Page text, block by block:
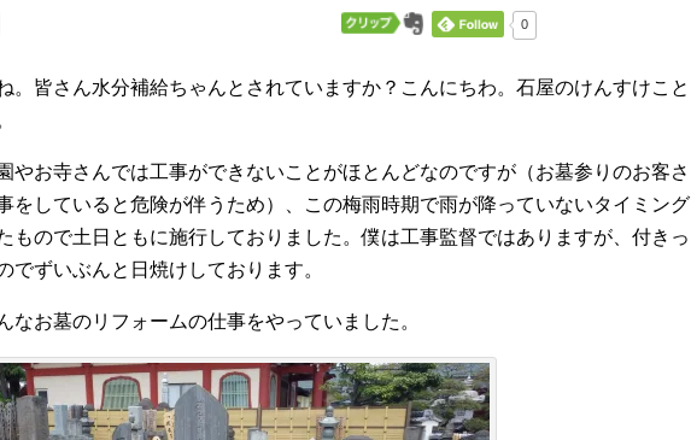
0
。皆さん水分補給ちゃんとされていますか？こんにちわ。石屋のけんすけこと
やお寺さんでは工事ができないことがほとんどなのですが（お墓参りのお客さ
をしていると危険が伴うため）、この梅雨時期で雨が降っていないタイミング
もので土日ともに施行しておりました。僕は工事監督ではありますが、付きっ
でずいぶんと日焼けしております。
なお墓のリフォームの仕事をやっていました。